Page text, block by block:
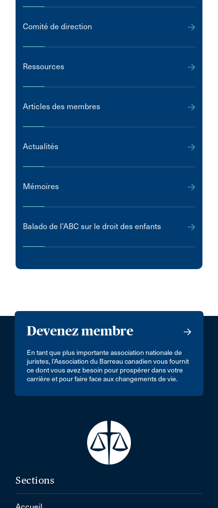
Comité de direction
Ressources
Articles des membres
Actualités
Mémoires
Balado de l’ABC sur le droit des enfants
Devenez membre
En tant que plus importante association nationale de
juristes, l’Association du Barreau canadien vous fournit
ce dont vous avez besoin pour prospérer dans votre
carrière et pour faire face aux changements de vie.
Sections